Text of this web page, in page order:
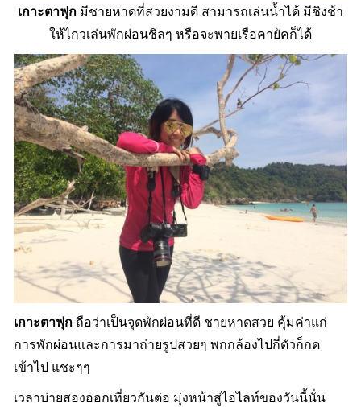
เกาะตาฟุกมีชายหาดที่สวยงามดี สามารถเล่นน้ำได้ มีชิงช้า
ให้ไกวเล่นพักผ่อนชิลๆ หรือจะพายเรือคายัคก็ได้
เกาะตาฟุก ถือว่าเป็นจุดพักผ่อนที่ดี ชายหาดสวย คุ้มค่าแก่
การพักผ่อนและการมาถ่ายรูปสวยๆ พกกล้องไปกี่ตัวก็กด
เข้าไป แชะๆๆ
เวลาบ่ายสองออกเที่ยวกันต่อ มุ่งหน้าสู่ไฮไลท์ของวันนี้นั่น